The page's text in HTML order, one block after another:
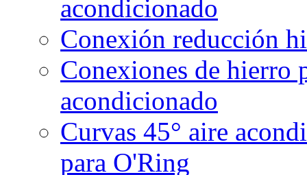
acondicionado
Conexión reducción
Conexiones de hierro
acondicionado
Curvas 45° aire
para O'Ring